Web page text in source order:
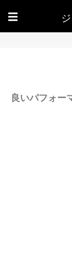
☰
良いパフォー